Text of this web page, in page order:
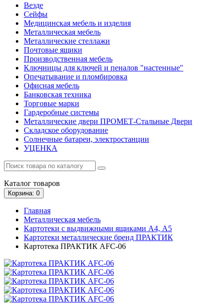
Везде
Сейфы
Медицинская мебель и изделия
Металлическая мебель
Металлические стеллажи
Почтовые ящики
Производственная мебель
Ключницы для ключей и пеналов "настенные"
Опечатывание и пломбировка
Офисная мебель
Банковская техника
Торговые марки
Гардеробные системы
Металлические двери ПРОМЕТ-Стальные Двери
Складское оборудование
Солнечные батареи, электростанции
УЦЕНКА
Каталог товаров
Корзина: 0
Главная
Металлическая мебель
Картотеки с выдвижными ящиками А4, А5
Картотеки металлические бренд ПРАКТИК
Картотека ПРАКТИК AFC-06